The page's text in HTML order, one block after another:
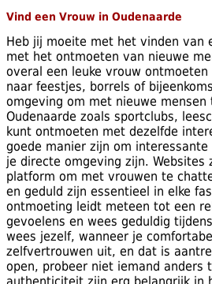
Vind een Vrouw in Oudenaarde
Heb jij moeite met het vinden van
met het ontmoeten van nieuwe
overal een leuke vrouw
naar feestjes, borrels of
omgeving om met nieuwe
Oudenaarde zoals sportclubs,
kunt ontmoeten met dezelfde
goede manier zijn om
je directe omgeving zijn. Websites
platform om met vrouwen te
en geduld zijn essentieel in elke
ontmoeting leidt meteen tot een
gevoelens en wees geduldig
wees jezelf, wanneer je
zelfvertrouwen uit, en dat is
open, probeer niet iemand anders
authenticiteit zijn erg belangrijk in